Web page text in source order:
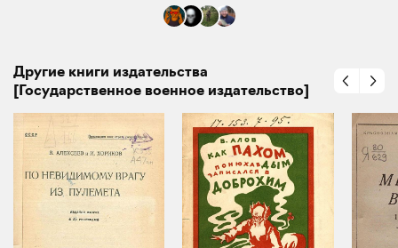
Другие книги издательства
[Государственное военное издательство]